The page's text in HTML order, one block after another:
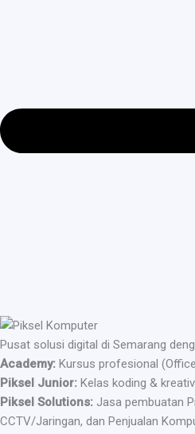
Pusat solusi digital di Semarang
Academy: Kursus profesional
Piksel Junior: Kelas koding &
Piksel Solutions: Jasa pembuatan
CCTV/Jaringan, dan Penjualan